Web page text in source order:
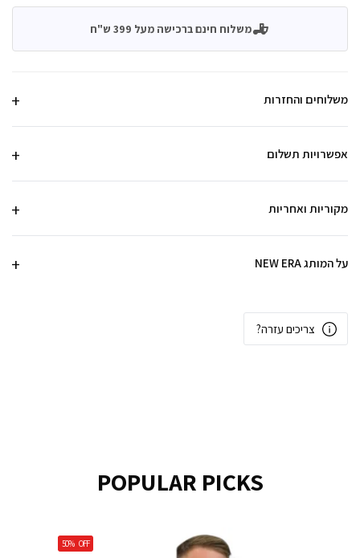
משלוח חינם ברכישה מעל 399 ש"ח
משלוחים והחזרות
אפשרויות תשלום
מקוריות ואחריות
על המותג NEW ERA
צריכים עזרה?
POPULAR PICKS
50% OFF